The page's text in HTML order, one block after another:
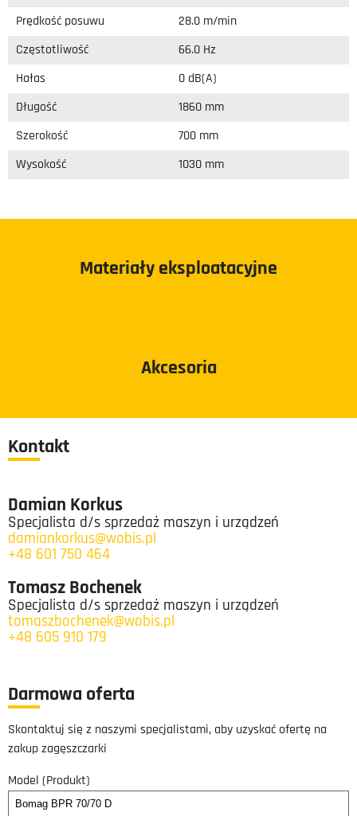
Prędkość posuwu 28.0 m/min
Częstotliwość 66.0 Hz
Hałas 0 dB(A)
Długość 1860 mm
Szerokość 700 mm
Wysokość 1030 mm
Materiały eksploatacyjne
Akcesoria
Kontakt
Damian Korkus
Specjalista d/s sprzedaż maszyn i urządzeń
damiankorkus@wobis.pl
+48 601 750 464
Tomasz Bochenek
Specjalista d/s sprzedaż maszyn i urządzeń
tomaszbochenek@wobis.pl
+48 605 910 179
Darmowa oferta
Skontaktuj się z naszymi specjalistami, aby uzyskać ofertę na
zakup zagęszczarki
Model (Produkt)